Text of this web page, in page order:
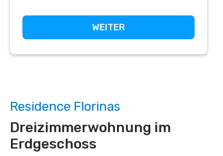
Residence Florinas
Dreizimmerwohnung im
Erdgeschoss